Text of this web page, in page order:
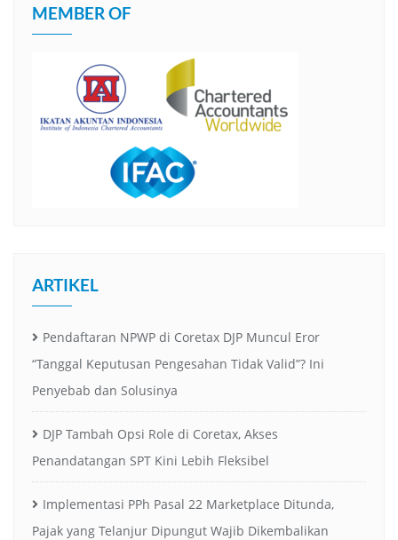
MEMBER OF
ARTIKEL
Pendaftaran NPWP di Coretax DJP Muncul Eror
“Tanggal Keputusan Pengesahan Tidak Valid”? Ini
Penyebab dan Solusinya
DJP Tambah Opsi Role di Coretax, Akses
Penandatangan SPT Kini Lebih Fleksibel
Implementasi PPh Pasal 22 Marketplace Ditunda,
Pajak yang Telanjur Dipungut Wajib Dikembalikan